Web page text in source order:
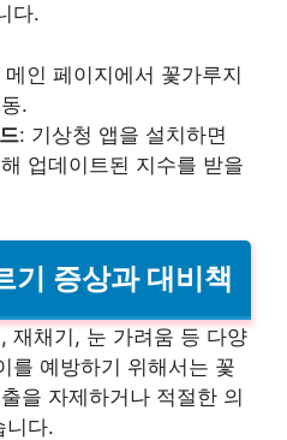
다.
메인 페이지에서 꽃가루지
.
: 기상청 앱을 설치하면
업데이트된 지수를 받을
기 증상과 대비책
재채기, 눈 가려움 등 다양
를 예방하기 위해서는 꽃
을 자제하거나 적절한 의
니다.